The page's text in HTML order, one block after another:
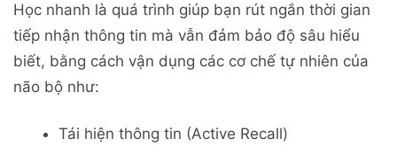
Học nhanh là quá trình giúp bạn rút ngắn thời gian
tiếp nhận thông tin mà vẫn đảm bảo độ sâu hiểu
biết, bằng cách vận dụng các cơ chế tự nhiên của
não bộ như:
Tái hiện thông tin (Active Recall)